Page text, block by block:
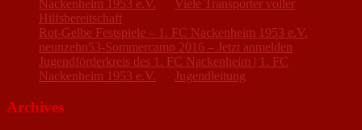
Nackenheim 1953 e.V.
Viele Transporter voller
Hilfsbereitschaft
Rot-Gelbe Festspiele – 1. FC Nackenheim 1953 e.V.
neunzehn53-Sommercamp 2016 – Jetzt anmelden
Jugendförderkreis des 1. FC Nackenheim | 1. FC
Nackenheim 1953 e.V.
Jugendleitung
Archives